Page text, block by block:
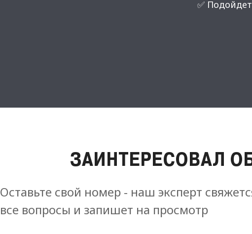
✅
ЗАИНТЕРЕСОВАЛ
Оставьте свой номер - наш эксперт
все вопросы и запишет на просмотр